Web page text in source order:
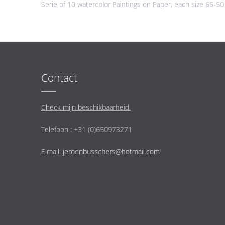
Serie of 10 watercolor Paintings on Paper, each size 65-
Contact
Check mijn beschikbaarheid.
Telefoon : +31 (0)650973271
E.mail: jeroenbusschers@hotmail.com